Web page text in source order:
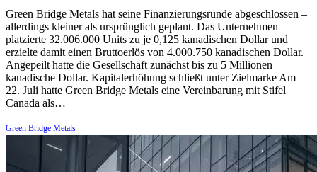
Green Bridge Metals hat seine Finanzierungsrunde abgeschlossen –
allerdings kleiner als ursprünglich geplant. Das Unternehmen
platzierte 32.006.000 Units zu je 0,125 kanadischen Dollar und
erzielte damit einen Bruttoerlös von 4.000.750 kanadischen Dollar.
Angepeilt hatte die Gesellschaft zunächst bis zu 5 Millionen
kanadische Dollar. Kapitalerhöhung schließt unter Zielmarke Am
22. Juli hatte Green Bridge Metals eine Vereinbarung mit Stifel
Canada als…
Green Bridge Metals